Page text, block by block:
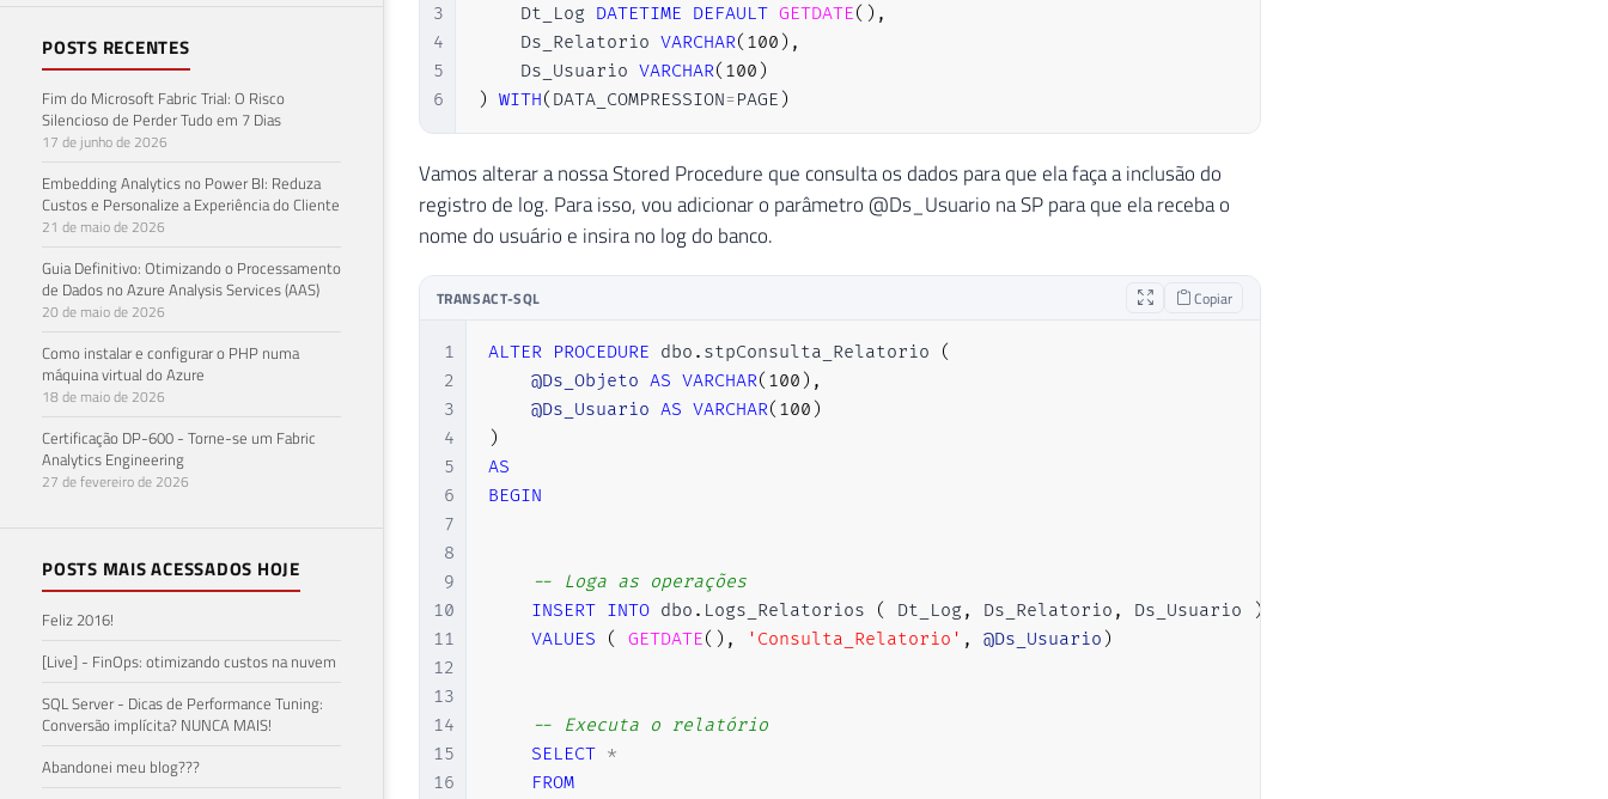
POSTS RECENTES
Fim do Microsoft Fabric Trial: O Risco
Silencioso de Perder Tudo em 7 Dias
17 de junho de 2026
Embedding Analytics no Power BI: Reduza
Custos e Personalize a Experiência do Cliente
21 de maio de 2026
Guia Definitivo: Otimizando o Processamento
de Dados no Azure Analysis Services (AAS)
20 de maio de 2026
Como instalar e configurar o PHP numa
máquina virtual do Azure
18 de maio de 2026
Certificação DP-600 - Torne-se um Fabric
Analytics Engineering
27 de fevereiro de 2026
POSTS MAIS ACESSADOS HOJE
Feliz 2016!
[Live] - FinOps: otimizando custos na nuvem
SQL Server - Dicas de Performance Tuning:
Conversão implícita? NUNCA MAIS!
Abandonei meu blog???
3
4
5
6
    Dt_Log
DATETIME DEFAULT GETDATE( ) ,
    Ds_Relatorio
VARCHAR( 100 ) ,
    Ds_Usuario
VARCHAR( 100 )
) WITH( DATA_COMPRESSION=PAGE )
Vamos alterar a nossa Stored Procedure que consulta os dados para que ela faça a inclusão do
registro de log. Para isso, vou adicionar o parâmetro @Ds_Usuario na SP para que ela receba o
nome do usuário e insira no log do banco.
TRANSACT-SQL Copiar
1
2
3
4
5
6
7
8
9
10
11
12
13
14
15
16
ALTER PROCEDURE dbo . stpConsulta_Relatorio
(
@Ds_Objeto AS VARCHAR( 100 ) ,
@Ds_Usuario AS VARCHAR( 100 )
)
AS
BEGIN
-- Loga as operações
INSERT INTO dbo . Logs_Relatorios ( Dt_Log , Ds_Relatorio , Ds_Usuario
)
VALUES
( GETDATE( ) , 'Consulta_Relatorio' , @Ds_Usuario )
-- Executa o relatório
SELECT *
FROM